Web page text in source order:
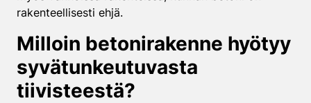
rakenteellisesti ehjä.
Milloin betonirakenne hyötyy
syvätunkeutuvasta
tiivisteestä?